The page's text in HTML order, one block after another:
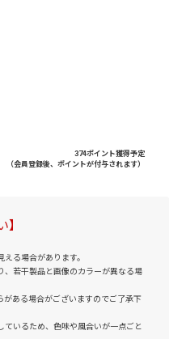
374ポイント獲得予定
（会員登録後、ポイントが付与されます）
】
る場合があります。
、若干製品と画像のカラーが異なる場
ある場合がございますのでご了承下
いるため、色味や風合いが一点ごと